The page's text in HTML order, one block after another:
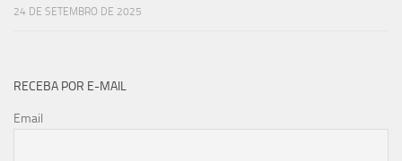
24 DE SETEMBRO DE 2025
RECEBA POR E-MAIL
Email